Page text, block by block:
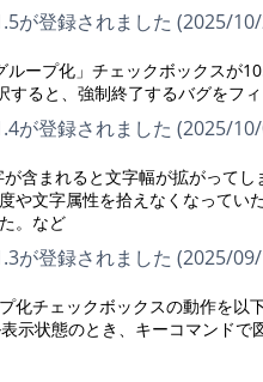
が登録されました (2025/
ループ化」チェックボックス
ると、強制終了するバグをフィ
が登録されました (2025/
含まれると文字幅が拡がって
や文字属性を拾えなくなって
。など
が登録されました (2025/
化チェックボックスの動作を
示状態のとき、キーコマンド